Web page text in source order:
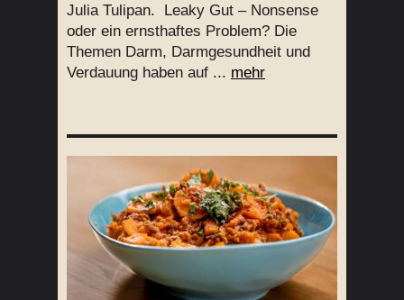
Julia Tulipan. Leaky Gut – Nonsense
oder ein ernsthaftes Problem? Die
Themen Darm, Darmgesundheit und
Verdauung haben auf ... mehr